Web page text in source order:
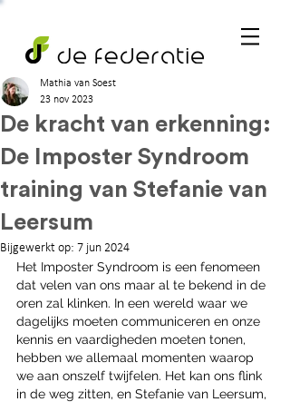
De kracht van erkenning:
De Imposter Syndroom
training van Stefanie van
Leersum
Mathia van Soest
23 nov 2023
Bijgewerkt op: 7 jun 2024
Het Imposter Syndroom is een fenomeen
dat velen van ons maar al te bekend in de
oren zal klinken. In een wereld waar we
dagelijks moeten communiceren en onze
kennis en vaardigheden moeten tonen,
hebben we allemaal momenten waarop
we aan onszelf twijfelen. Het kan ons flink
in de weg zitten, en Stefanie van Leersum,